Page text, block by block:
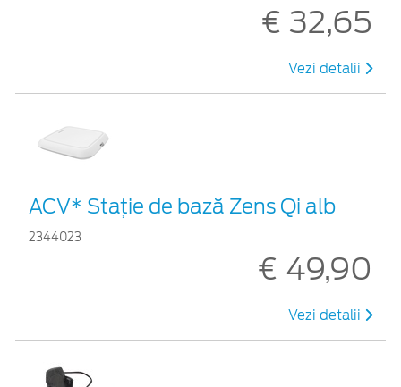
€ 32,65
Vezi detalii
ACV* Stație de bază Zens Qi alb
2344023
€ 49,90
Vezi detalii